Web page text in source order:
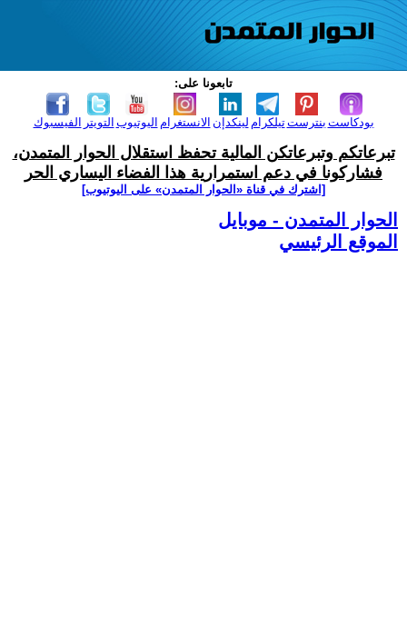
تابعونا على:
الفيسبوك التويتر اليوتيوب الانستغرام لينكدإن تيلكرامبنترست بودكاست
تبرعاتكم وتبرعاتكن المالية تحفظ استقلال الحوار المتمدن،
فشاركونا في دعم استمرارية هذا الفضاء اليساري الحر
[اشترك في قناة ‫«الحوار المتمدن» على اليوتيوب]
الحوار المتمدن - موبايل
الموقع الرئيسي